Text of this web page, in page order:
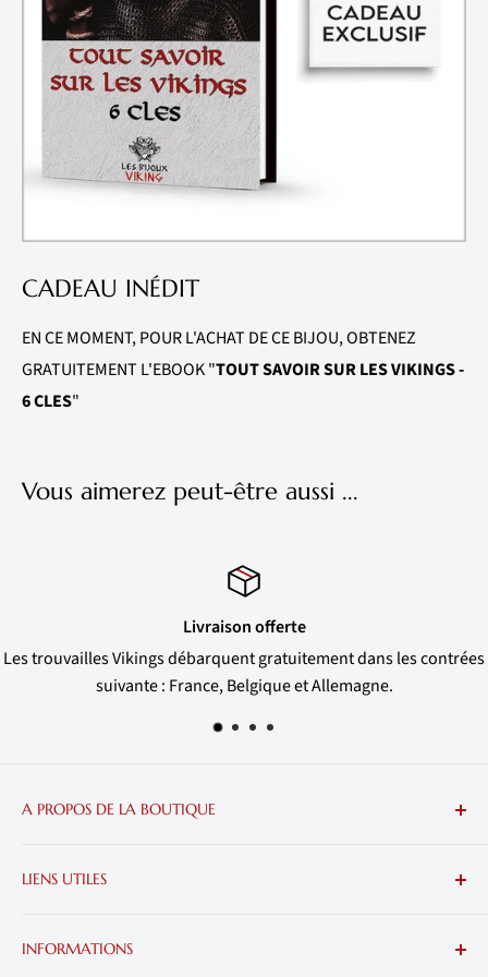
En étant paré de cetAnneau Viking Runes Bleues, la
puissance des Dieux Scandinaves vous accompagnera.
Accaparez vous également lesBagues Vikings
bénéficier de toujours plus de puissance Nordique.
CADEAU INÉDIT
EN CE MOMENT, POUR L'ACHAT DE CE BIJOU, OBTENEZ
GRATUITEMENT L'EBOOK "TOUT SAVOIR SUR LES VIKINGS -
6 CLES"
Vous aimerez peut-être aussi ...
contrées
Satisfait ou remboursé
Si votre bijou Nordique ne vous convient, nos
remboursent.
A PROPOS DE LA BOUTIQUE
plus belles trouvailles Nordiques.
LIENS UTILES
Livraison, Suivi et Retour
INFORMATIONS